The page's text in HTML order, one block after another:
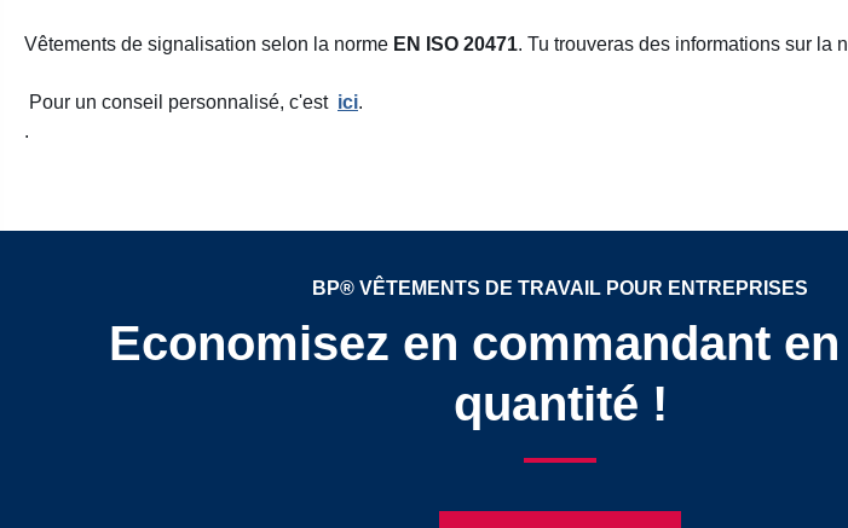
Vêtements de signalisation selon la norme EN ISO 20471. Tu trouveras des informations sur la
Pour un conseil personnalisé, c'est ici.
.
BP® VÊTEMENTS DE TRAVAIL POUR ENTREPRISES
Economisez en commandant
quantité !